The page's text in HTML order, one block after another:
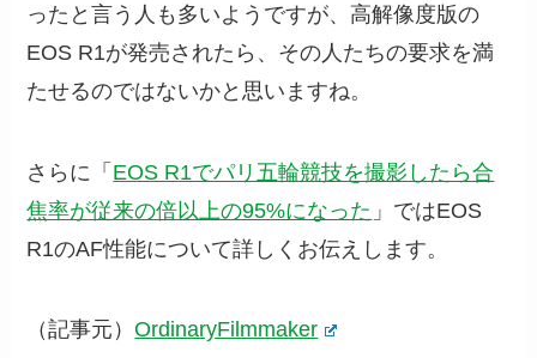
ったと言う人も多いようですが、高解像度版の
EOS R1が発売されたら、その人たちの要求を満
たせるのではないかと思いますね。
さらに「 EOS R1でパリ五輪競技を撮影したら合
焦率が従来の倍以上の95%になった 」ではEOS
R1のAF性能について詳しくお伝えします。
（記事元）OrdinaryFilmmaker